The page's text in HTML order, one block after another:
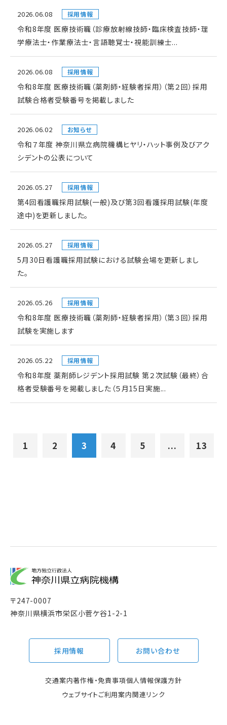
2026.06.08 採用情報
令和8年度 医療技術職（診療放射線技師・臨床検査技師・理
学療法士・作業療法士・言語聴覚士・視能訓練士...
2026.06.08 採用情報
令和8年度 医療技術職（薬剤師・経験者採用）（第２回）採用
試験合格者受験番号を掲載しました
2026.06.02 お知らせ
令和７年度 神奈川県立病院機構ヒヤリ・ハット事例及びアク
シデントの公表について
2026.05.27 採用情報
第4回看護職採用試験(一般)及び第3回看護採用試験(年度
途中)を更新しました。
2026.05.27 採用情報
5月30日看護職採用試験における試験会場を更新しまし
た。
2026.05.26 採用情報
令和8年度 医療技術職（薬剤師・経験者採用）（第３回）採用
試験を実施します
2026.05.22 採用情報
令和8年度 薬剤師レジデント採用試験 第２次試験（最終）合
格者受験番号を掲載しました（５月15日実施...
1 2 3 4 5 ... 13
〒247-0007
神奈川県横浜市栄区小菅ケ谷1-2-1
採用情報 お問い合わせ
交通案内著作権・免責事項個人情報保護方針
ウェブサイトご利用案内関連リンク